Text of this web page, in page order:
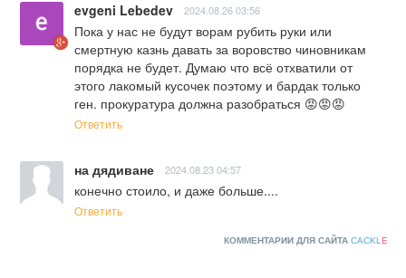
evgeni Lebedev 2024.08.26 03:56
Пока у нас не будут ворам рубить руки или
смертную казнь давать за воровство чиновникам
порядка не будет. Думаю что всё отхватили от
этого лакомый кусочек поэтому и бардак только
ген. прокуратура должна разобраться 😡😡😡
Ответить
на дядиване 2024.08.23 04:57
конечно стоило, и даже больше....
Ответить
КОММЕНТАРИИ ДЛЯ САЙТА CACKL E